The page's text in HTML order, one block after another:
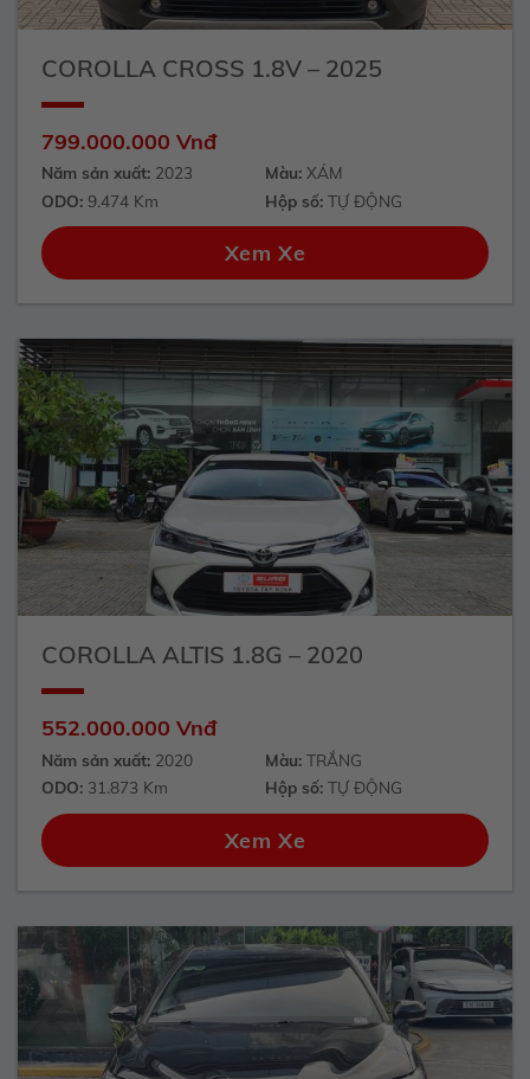
COROLLA CROSS 1.8V – 2025
799.000.000 Vnđ
Năm sản xuất:2023 Màu: XÁM
ODO:9.474 Km Hộp số: TỰ ĐỘNG
Xem Xe
COROLLA ALTIS 1.8G – 2020
552.000.000 Vnđ
Năm sản xuất:2020 Màu: TRẮNG
ODO:31.873 Km Hộp số: TỰ ĐỘNG
Xem Xe